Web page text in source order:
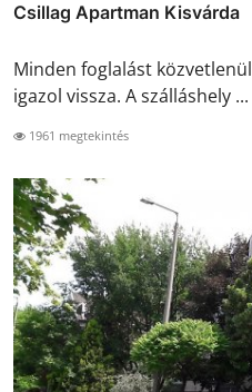
Csillag Apartman Kisvárda
Minden foglalást
igazol vissza. A szálláshely ...
1961 megtekintés